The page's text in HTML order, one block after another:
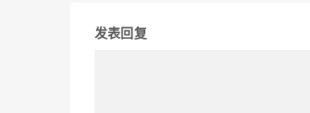
发表回复